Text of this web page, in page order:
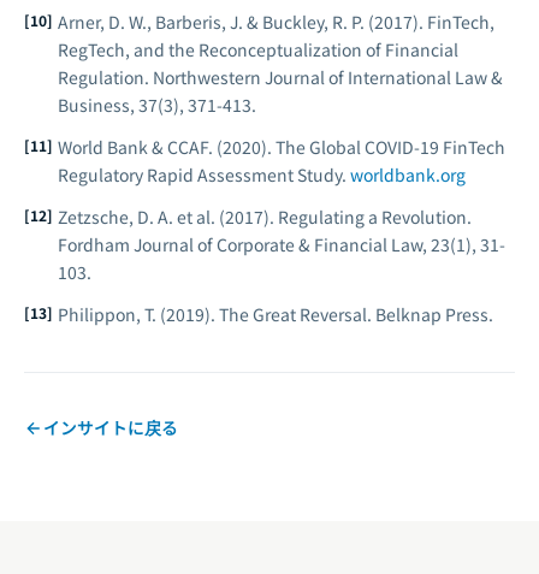
Arner, D. W., Barberis, J. & Buckley, R. P. (2017). FinTech,
RegTech, and the Reconceptualization of Financial
Regulation. Northwestern Journal of International Law &
Business, 37(3), 371-413.
World Bank & CCAF. (2020). The Global COVID-19 FinTech
Regulatory Rapid Assessment Study. worldbank.org
Zetzsche, D. A. et al. (2017). Regulating a Revolution.
Fordham Journal of Corporate & Financial Law, 23(1), 31-
103.
Philippon, T. (2019). The Great Reversal. Belknap Press.
インサイトに戻る